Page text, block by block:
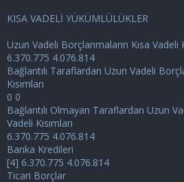
KISA VADELİ YÜKÜMLÜLÜKLER
Uzun Vadeli Borçlanmaların Kısa Vadeli
6.370.775 4.076.814
Bağlantılı Taraflardan Uzun Vadeli
Kısımları
0 0
Bağlantılı Olmayan Taraflardan Uzun
Vadeli Kısımları
6.370.775 4.076.814
Banka Kredileri
[4] 6.370.775 4.076.814
Ticari Borçlar